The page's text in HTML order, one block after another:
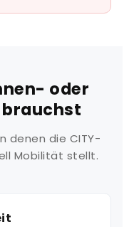
oder
denen die CITY-
Mobilität stellt.